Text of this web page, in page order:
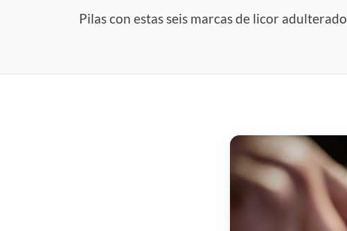
Pilas con estas seis marcas de licor adulterado